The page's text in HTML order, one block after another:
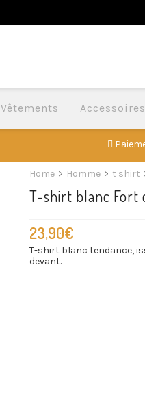
Vêtements Accessoires
Home > Homme > t shirt
T-shirt blanc Fort
23,90€
T-shirt blanc tendance,
devant.